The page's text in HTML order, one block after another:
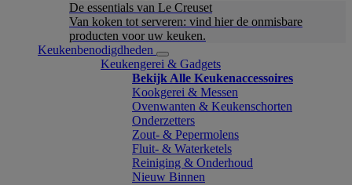
De essentials van Le Creuset
Van koken tot serveren: vind hier de onmisbare
producten voor uw keuken.
Keukenbenodigdheden
Keukengerei & Gadgets
Bekijk Alle Keukenaccessoires
Kookgerei & Messen
Ovenwanten & Keukenschorten
Onderzetters
Zout- & Pepermolens
Fluit- & Waterketels
Reiniging & Onderhoud
Nieuw Binnen